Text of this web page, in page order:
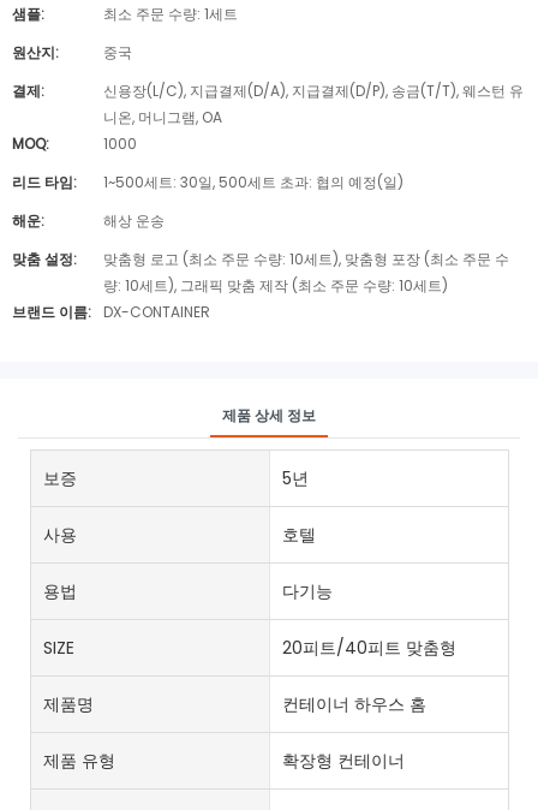
샘플:
최소 주문 수량: 1세트
원산지:
중국
결제:
신용장(L/C), 지급결제(D/A), 지급결제(D/P), 송금(T/T), 웨스턴 유
니온, 머니그램, OA
MOQ:
1000
리드 타임:
1~500세트: 30일, 500세트 초과: 협의 예정(일)
해운:
해상 운송
맞춤 설정:
맞춤형 로고 (최소 주문 수량: 10세트), 맞춤형 포장 (최소 주문 수
량: 10세트), 그래픽 맞춤 제작 (최소 주문 수량: 10세트)
브랜드 이름:
DX-CONTAINER
제품 상세 정보
보증 5년
사용 호텔
용법 다기능
SIZE 20피트/40피트 맞춤형
제품명 컨테이너 하우스 홈
제품 유형 확장형 컨테이너